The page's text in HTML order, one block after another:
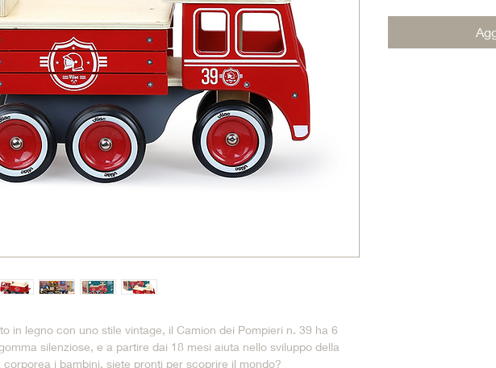
in legno con uno stile vintage, il Camion dei Pompieri n. 39 ha 6
silenziose, e a partire dai 18 mesi aiuta nello sviluppo della
corporea i bambini, siete pronti per scoprire il mondo?